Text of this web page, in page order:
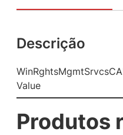
Descrição
Value
Produtos